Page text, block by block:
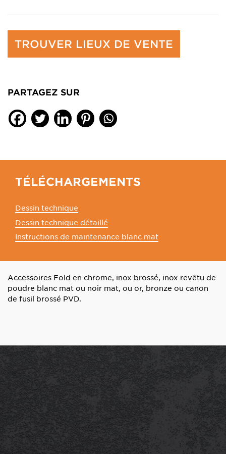
TROUVER LIEUX DE VENTE
PARTAGEZ SUR
TÉLÉCHARGEMENTS
Dessin technique
Dessin technique détaillé
Instructions de maintenance blanc mat
Accessoires Fold en chrome, inox brossé, inox revêtu de
poudre blanc mat ou noir mat, ou or, bronze ou canon
de fusil brossé PVD.